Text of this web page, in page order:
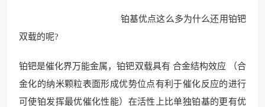
铂基优点这么多为什么还用铂钯
双载的呢?
铂钯是催化界万能金属，铂钯双载具有 合金结构效应 （合
金化的纳米颗粒表面形成优势位点有利于催化反应的进行
可使铂发挥最优催化性能）在活性上比单独铂基的更有优